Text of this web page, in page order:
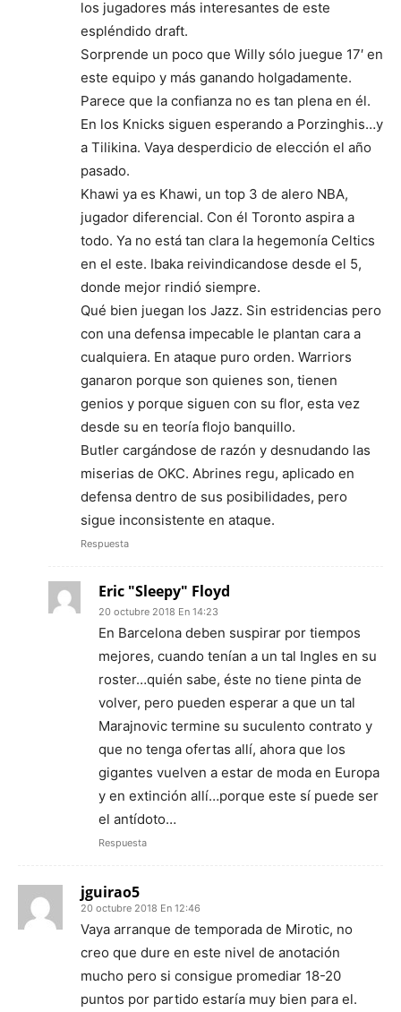
los jugadores más interesantes de este
espléndido draft.
Sorprende un poco que Willy sólo juegue 17′ en
este equipo y más ganando holgadamente.
Parece que la confianza no es tan plena en él.
En los Knicks siguen esperando a Porzinghis…y
a Tilikina. Vaya desperdicio de elección el año
pasado.
Khawi ya es Khawi, un top 3 de alero NBA,
jugador diferencial. Con él Toronto aspira a
todo. Ya no está tan clara la hegemonía Celtics
en el este. Ibaka reivindicandose desde el 5,
donde mejor rindió siempre.
Qué bien juegan los Jazz. Sin estridencias pero
con una defensa impecable le plantan cara a
cualquiera. En ataque puro orden. Warriors
ganaron porque son quienes son, tienen
genios y porque siguen con su flor, esta vez
desde su en teoría flojo banquillo.
Butler cargándose de razón y desnudando las
miserias de OKC. Abrines regu, aplicado en
defensa dentro de sus posibilidades, pero
sigue inconsistente en ataque.
Respuesta
Eric "Sleepy" Floyd
20 octubre 2018 En 14:23
En Barcelona deben suspirar por tiempos
mejores, cuando tenían a un tal Ingles en su
roster…quién sabe, éste no tiene pinta de
volver, pero pueden esperar a que un tal
Marajnovic termine su suculento contrato y
que no tenga ofertas allí, ahora que los
gigantes vuelven a estar de moda en Europa
y en extinción allí…porque este sí puede ser
el antídoto…
Respuesta
jguirao5
20 octubre 2018 En 12:46
Vaya arranque de temporada de Mirotic, no
creo que dure en este nivel de anotación
mucho pero si consigue promediar 18-20
puntos por partido estaría muy bien para el.